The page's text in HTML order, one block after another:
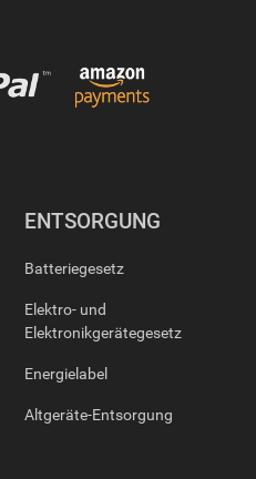
ENTSORGUNG
Batteriegesetz
Elektro- und
Elektronikgerätegesetz
Energielabel
Altgeräte-Entsorgung